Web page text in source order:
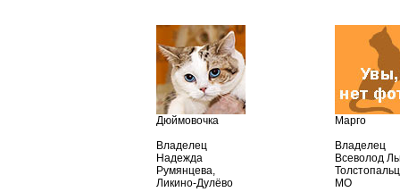
Дюймовочка
Владелец
Надежда
Румянцева,
Ликино-Дулёво
Марго
Владелец
Всеволод
МО